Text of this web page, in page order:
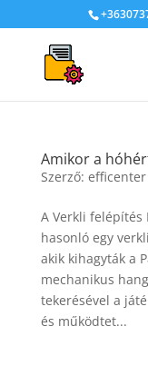
Amikor a
Szerző: efficenter
A Verkli
hasonló egy
akik kihagyták a
mechanikus
tekerésével a
és működtet...